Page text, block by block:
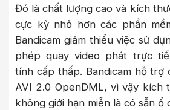
Đó là chất lượng cao và kích
cực kỳ nhỏ hơn các phần
Bandicam giảm thiểu việc sử
phép quay video phát trực
tính cấp thấp. Bandicam hỗ trợ
AVI 2.0 OpenDML, vì vậy kích
không giới hạn miễn là có sẵn ổ